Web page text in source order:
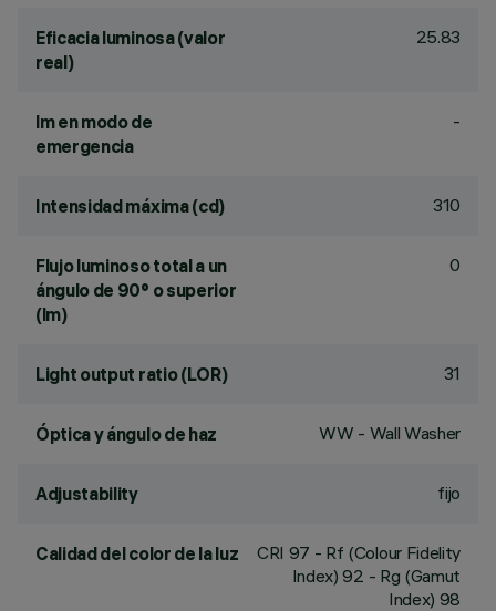
Eficacia luminosa (valor
real)
25.83
lm en modo de
emergencia
-
Intensidad máxima (cd) 310
Flujo luminoso total a un
ángulo de 90° o superior
(lm)
0
Light output ratio (LOR) 31
Óptica y ángulo de haz WW - Wall Washer
Adjustability fijo
Calidad del color de la luz CRI 97 - Rf (Colour Fidelity
Index) 92 - Rg (Gamut
Index) 98